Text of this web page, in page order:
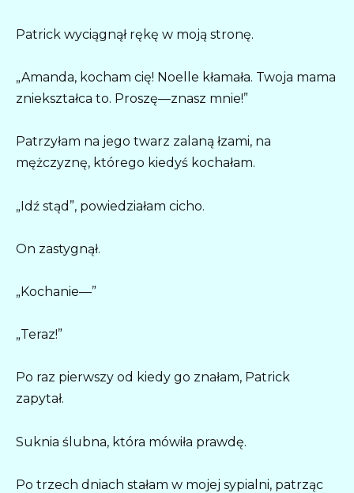
Patrick wyciągnął rękę w moją stronę.
„Amanda, kocham cię! Noelle kłamała. Twoja mama
zniekształca to. Proszę—znasz mnie!”
Patrzyłam na jego twarz zalaną łzami, na
mężczyznę, którego kiedyś kochałam.
„Idź stąd”, powiedziałam cicho.
On zastygnął.
„Kochanie—”
„Teraz!”
Po raz pierwszy od kiedy go znałam, Patrick
zapytał.
Suknia ślubna, która mówiła prawdę.
Po trzech dniach stałam w mojej sypialni, patrząc